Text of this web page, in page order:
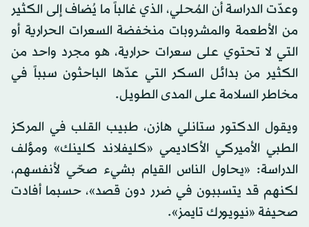
وعدّت الدراسة أن المُحلي، الذي غالباً ما يُضاف إلى الكثير
من الأطعمة والمشروبات منخفضة السعرات الحرارية أو
التي لا تحتوي على سعرات حرارية، هو مجرد واحد من
الكثير من بدائل السكر التي عدّها الباحثون سبباً في
مخاطر السلامة على المدى الطويل.
ويقول الدكتور ستانلي هازن، طبيب القلب في المركز
الطبي الأميركي الأكاديمي «كليفلاند كلينك» ومؤلف
الدراسة: «يحاول الناس القيام بشيء صحّي لأنفسهم،
لكنهم قد يتسببون في ضرر دون قصد»، حسبما أفادت
صحيفة «نيويورك تايمز».